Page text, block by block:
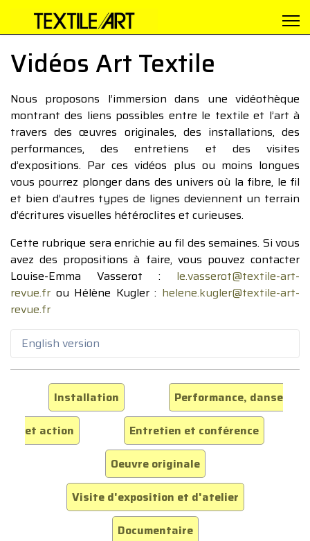
Vidéos Art Textile
Nous proposons l’immersion dans une vidéothèque
montrant des liens possibles entre le textile et l’art à
travers des œuvres originales, des installations, des
performances, des entretiens et des visites
d’expositions. Par ces vidéos plus ou moins longues
vous pourrez plonger dans des univers où la fibre, le fil
et bien d’autres types de lignes deviennent un terrain
d’écritures visuelles hétéroclites et curieuses.
Cette rubrique sera enrichie au fil des semaines. Si vous
avez des propositions à faire, vous pouvez contacter
Louise-Emma Vasserot : le.vasserot@textile-art-
revue.fr ou Hélène Kugler : helene.kugler@textile-art-
revue.fr
English version
Installation
Performance, danse
et action
Entretien et conférence
Oeuvre originale
Visite d'exposition et d'atelier
Documentaire